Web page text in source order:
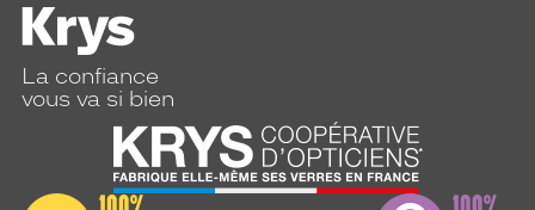
La confiance
vous va si bien